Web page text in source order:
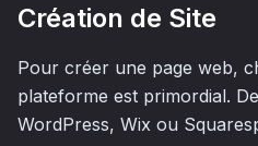
Création de Site
Pour créer une page web,
plateforme est primordial.
WordPress, Wix ou